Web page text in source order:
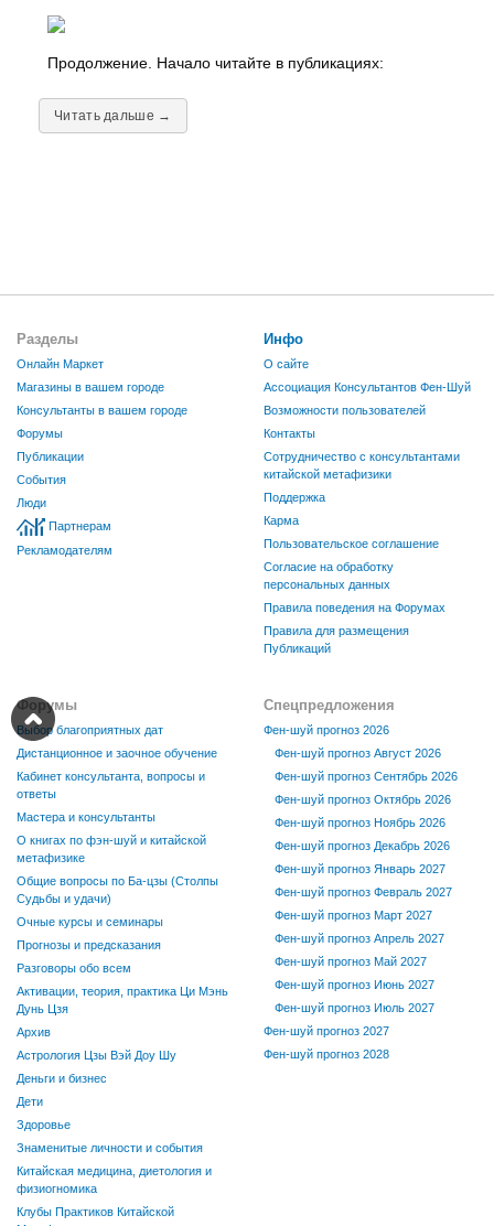
Продолжение. Начало читайте в публикациях:
Читать дальше →
Разделы
Онлайн Маркет
Магазины в вашем городе
Консультанты в вашем городе
Форумы
Публикации
События
Люди
Партнерам
Рекламодателям
Инфо
О сайте
Ассоциация Консультантов Фен-Шуй
Возможности пользователей
Контакты
Сотрудничество с консультантами
китайской метафизики
Поддержка
Карма
Пользовательское соглашение
Согласие на обработку
персональных данных
Правила поведения на Форумах
Правила для размещения
Публикаций
Форумы
Выбор благоприятных дат
Дистанционное и заочное обучение
Кабинет консультанта, вопросы и
ответы
Мастера и консультанты
О книгах по фэн-шуй и китайской
метафизике
Общие вопросы по Ба-цзы (Столпы
Судьбы и удачи)
Очные курсы и семинары
Прогнозы и предсказания
Разговоры обо всем
Активации, теория, практика Ци Мэнь
Дунь Цзя
Архив
Астрология Цзы Вэй Доу Шу
Деньги и бизнес
Дети
Здоровье
Знаменитые личности и события
Китайская медицина, диетология и
физиогномика
Клубы Практиков Китайской
Спецпредложения
Фен-шуй прогноз 2026
Фен-шуй прогноз Август 2026
Фен-шуй прогноз Сентябрь 2026
Фен-шуй прогноз Октябрь 2026
Фен-шуй прогноз Ноябрь 2026
Фен-шуй прогноз Декабрь 2026
Фен-шуй прогноз Январь 2027
Фен-шуй прогноз Февраль 2027
Фен-шуй прогноз Март 2027
Фен-шуй прогноз Апрель 2027
Фен-шуй прогноз Май 2027
Фен-шуй прогноз Июнь 2027
Фен-шуй прогноз Июль 2027
Фен-шуй прогноз 2027
Фен-шуй прогноз 2028